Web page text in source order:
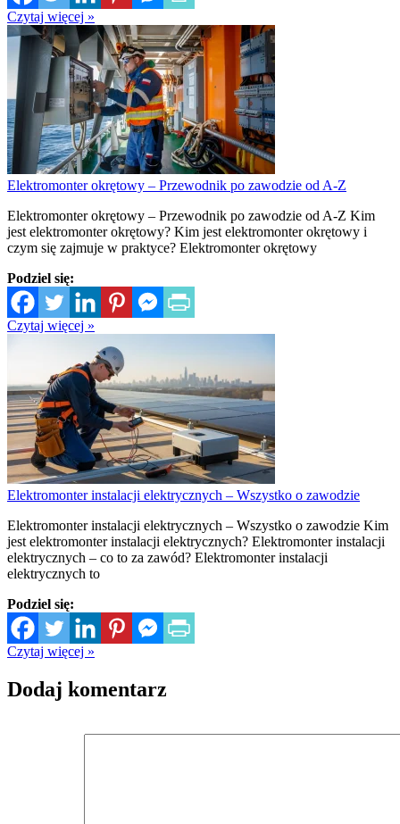
Czytaj więcej »
Elektromonter okrętowy – Przewodnik po zawodzie od A-Z
Elektromonter okrętowy – Przewodnik po zawodzie od A-Z Kim
jest elektromonter okrętowy? Kim jest elektromonter okrętowy i
czym się zajmuje w praktyce? Elektromonter okrętowy
Podziel się:
Czytaj więcej »
Elektromonter instalacji elektrycznych – Wszystko o zawodzie
Elektromonter instalacji elektrycznych – Wszystko o zawodzie Kim
jest elektromonter instalacji elektrycznych? Elektromonter instalacji
elektrycznych – co to za zawód? Elektromonter instalacji
elektrycznych to
Podziel się:
Czytaj więcej »
Dodaj komentarz